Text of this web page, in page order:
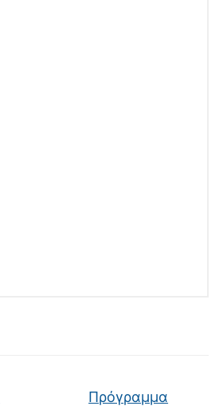
Πρόγραμμα